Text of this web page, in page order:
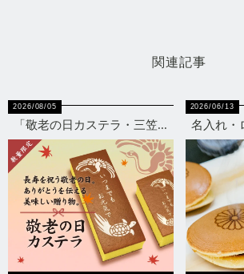
関連記事
2026/08/05
「敬老の日カステラ・三笠...
2026/06/13
名入れ・